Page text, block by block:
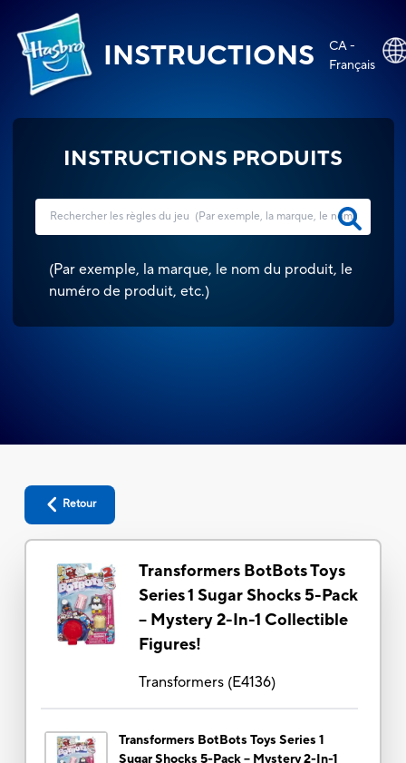
INSTRUCTIONS
CA -
Français
INSTRUCTIONS PRODUITS
(Par exemple, la marque, le nom du produit, le
numéro de produit, etc.)
Retour
Transformers BotBots Toys
Series 1 Sugar Shocks 5-Pack
-- Mystery 2-In-1 Collectible
Figures!
Transformers(E4136)
Transformers BotBots Toys Series 1
Sugar Shocks 5-Pack -- Mystery 2-In-1